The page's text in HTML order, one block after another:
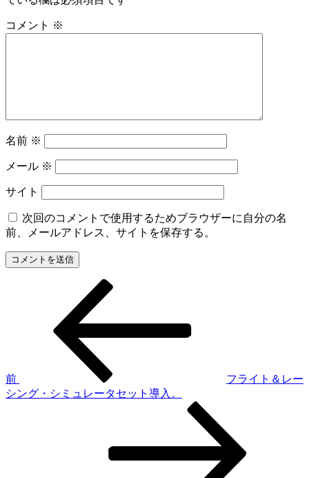
コメント ※
名前 ※
メール ※
サイト
次回のコメントで使用するためブラウザーに自分の名
前、メールアドレス、サイトを保存する。
ゲ
ー
前
フライト＆レー
シング・シミュレータセット導入。